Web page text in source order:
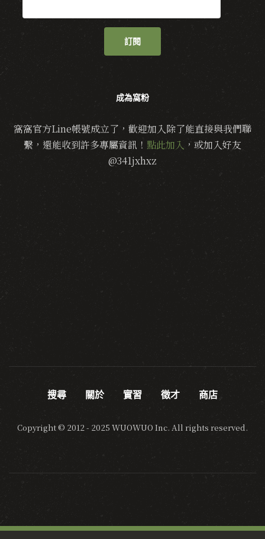
訂閱
成為窩粉
窩窩官方Line帳號成立了，歡迎加入除了能直接與我們聯
繫，還能收到許多專屬資訊！ 點此加入 ，或加入好友
@341jxhxz
搜尋 關於 實習 徵才 商店
Copyright © 2012 - 2025 WUOWUO Inc. All rights reserved.